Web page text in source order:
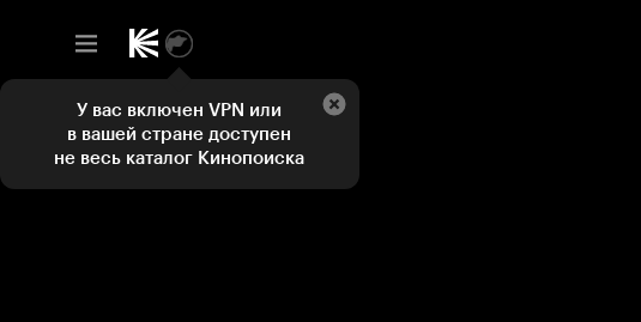
У вас включен VPN или
в вашей стране доступен
не весь каталог Кинопоиска